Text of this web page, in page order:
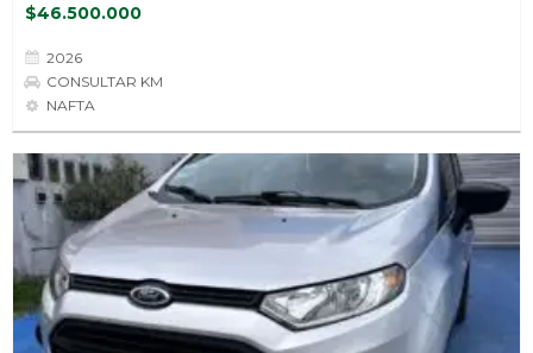
$46.500.000
2026
CONSULTAR KM
NAFTA